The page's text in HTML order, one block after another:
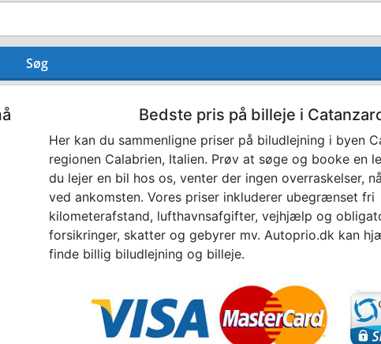
Søg
Bedste pris på billeje i
Her kan du sammenligne priser på biludlejning i byen
regionen Calabrien, Italien. Prøv at søge og booke en
du lejer en bil hos os, venter der ingen overraskelser,
ved ankomsten. Vores priser inkluderer ubegrænset fri
kilometerafstand, lufthavnsafgifter, vejhjælp og
forsikringer, skatter og gebyrer mv. Autoprio.dk kan
finde billig biludlejning og billeje.